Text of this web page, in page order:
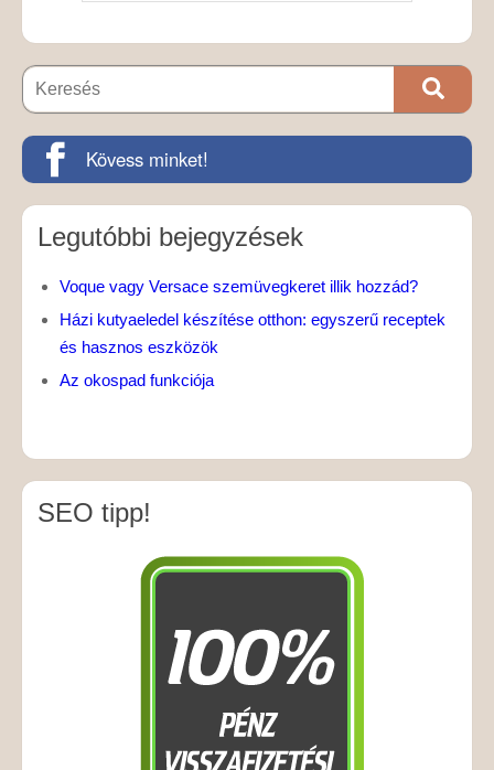
Kövess minket!
Legutóbbi bejegyzések
Voque vagy Versace szemüvegkeret illik hozzád?
Házi kutyaeledel készítése otthon: egyszerű receptek
és hasznos eszközök
Az okospad funkciója
SEO tipp!